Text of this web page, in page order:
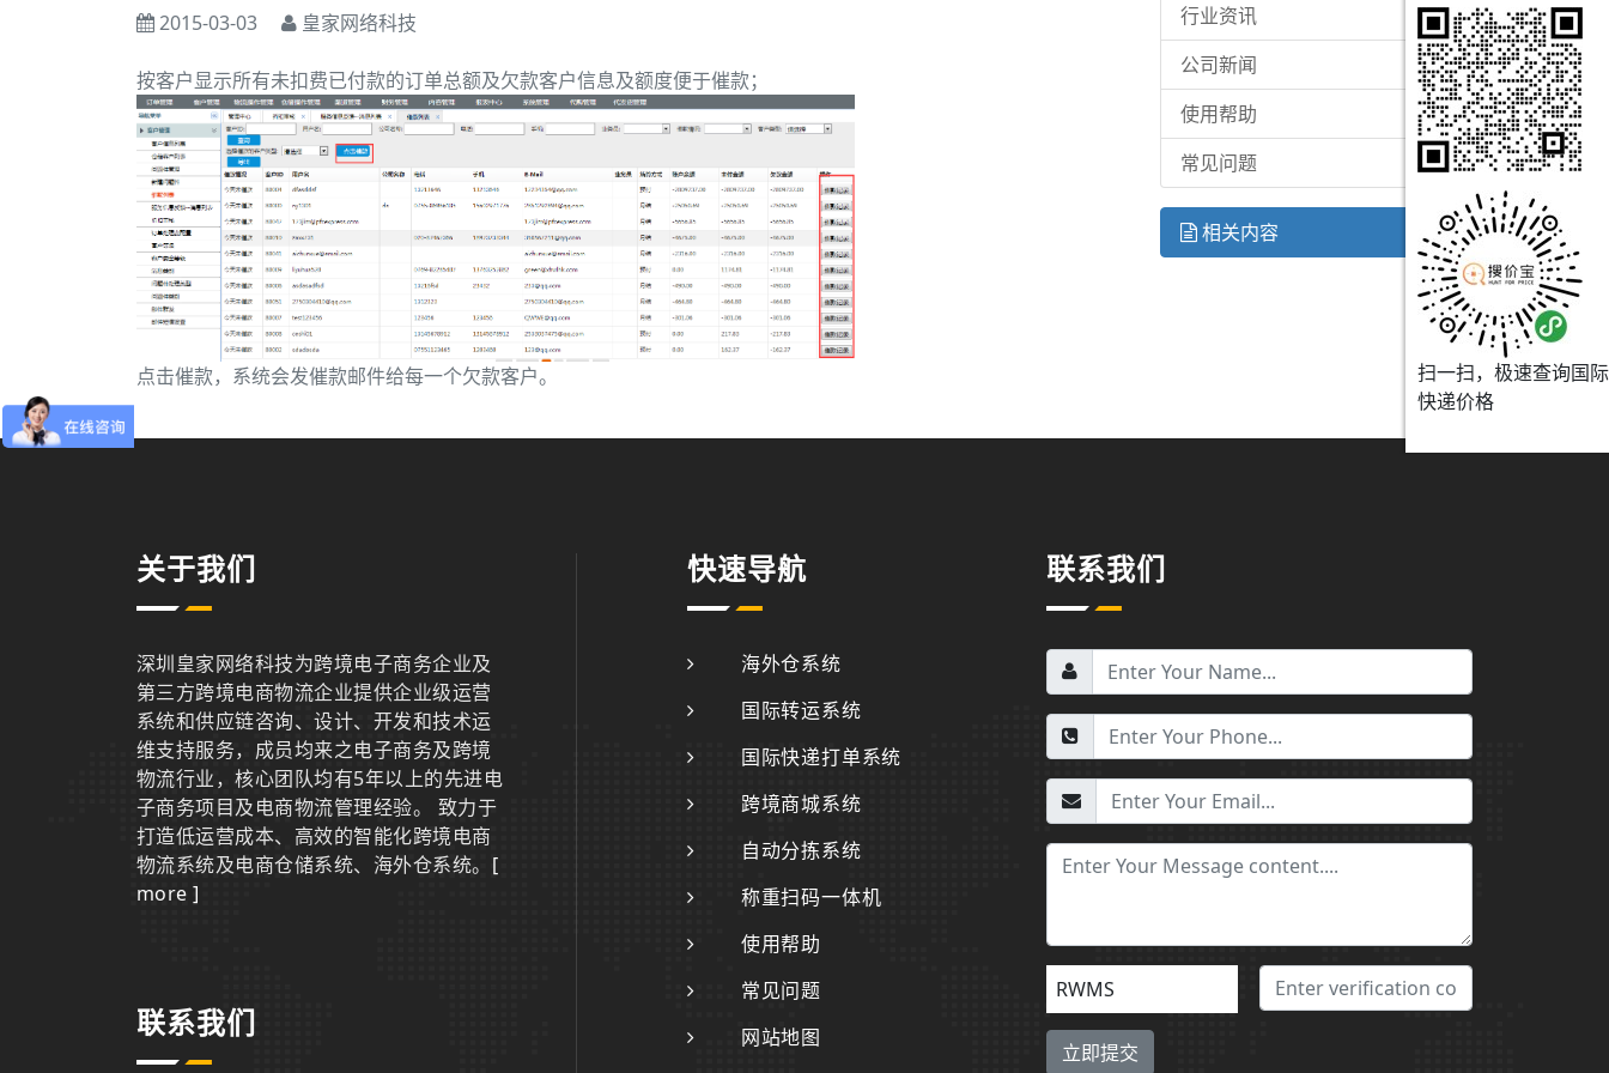
2015-03-03 皇家网络科技
按客户显示所有未扣费已付款的订单总额及欠款客户信息及额度便于催款；
点击催款，系统会发催款邮件给每一个欠款客户。
行业资讯
公司新闻
使用帮助
常见问题
相关内容
关于我们
深圳皇家网络科技为跨境电子商务企业及
第三方跨境电商物流企业提供企业级运营
系统和供应链咨询、设计、开发和技术运
维支持服务，成员均来之电子商务及跨境
物流行业，核心团队均有5年以上的先进电
子商务项目及电商物流管理经验。 致力于
打造低运营成本、高效的智能化跨境电商
物流系统及电商仓储系统、海外仓系统。 [
more ]
联系我们
快速导航
海外仓系统
国际转运系统
国际快递打单系统
跨境商城系统
自动分拣系统
称重扫码一体机
使用帮助
常见问题
网站地图
联系我们
RWMS
扫一扫，极速查询国际
快递价格